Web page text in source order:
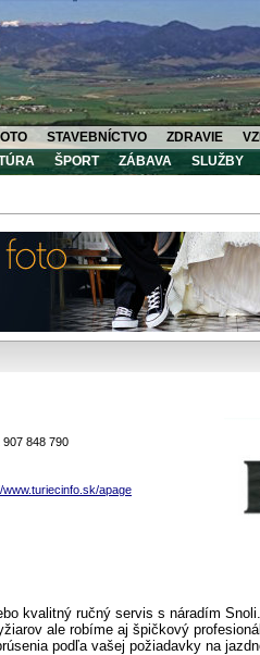
STAVEBNÍCTVO ZDRAVIE
ŠPORT ZÁBAVA SLUŽBY
907 848 790
www.turiecinfo.sk/apage
kvalitný ručný servis s náradím Snoli.
ale robíme aj špičkový
podľa vašej požiadavky na